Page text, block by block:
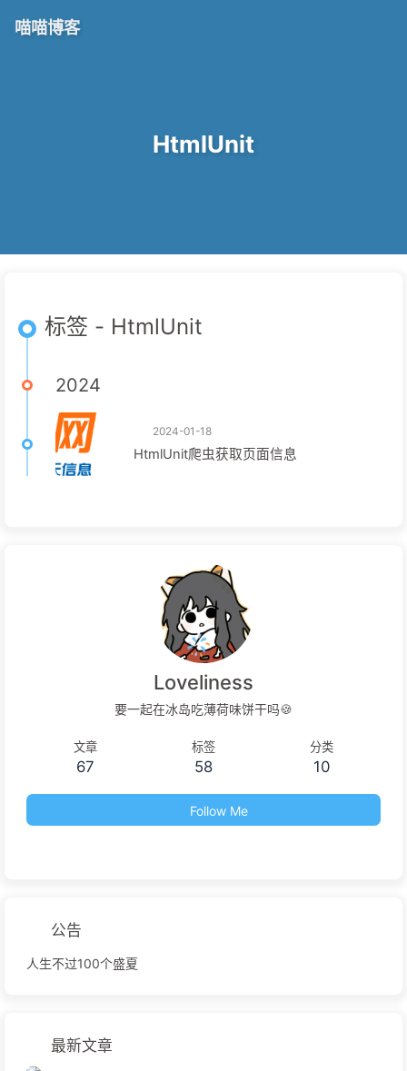
喵喵博客
HtmlUnit
标签 - HtmlUnit
2024
2024-01-18
HtmlUnit爬虫获取页面信息
Loveliness
要一起在冰岛吃薄荷味饼干吗🍪
文章
67
标签
58
分类
10
Follow Me
公告
人生不过100个盛夏
最新文章